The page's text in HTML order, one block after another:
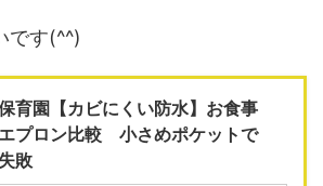
です(^^)
育園【カビにくい防水】お食事
エプロン比較 小さめポケットで
失敗